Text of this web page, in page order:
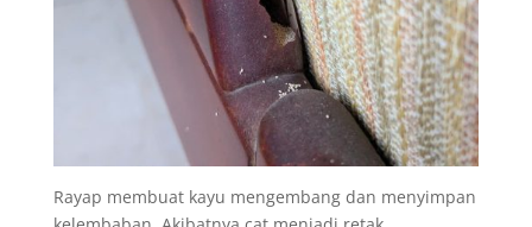
Rayap membuat kayu mengembang dan menyimpan